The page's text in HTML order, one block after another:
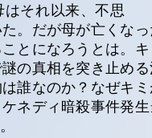
はそれ以来、不思
。だが母が亡くな
とになろうとは。
の真相を突き止め
誰なのか？なぜキ
ネディ暗殺事件発